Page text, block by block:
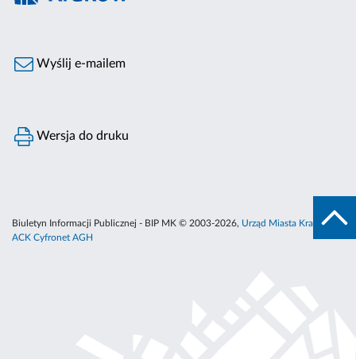
Wyślij e-mailem
Wersja do druku
Biuletyn Informacji Publicznej - BIP MK © 2003-2026, Urząd Miasta Krakowa
ACK Cyfronet AGH